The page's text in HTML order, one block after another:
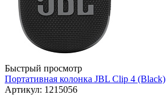
Быстрый просмотр
Портативная колонка JBL Clip 4 (Black)
Артикул: 1215056